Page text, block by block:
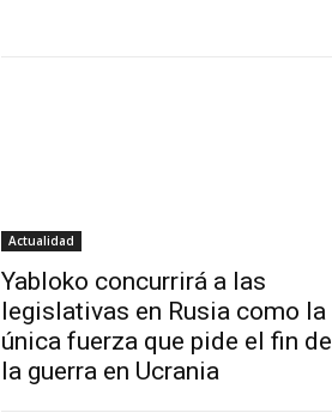
Actualidad
Yabloko concurrirá a las
legislativas en Rusia como la
única fuerza que pide el fin de
la guerra en Ucrania